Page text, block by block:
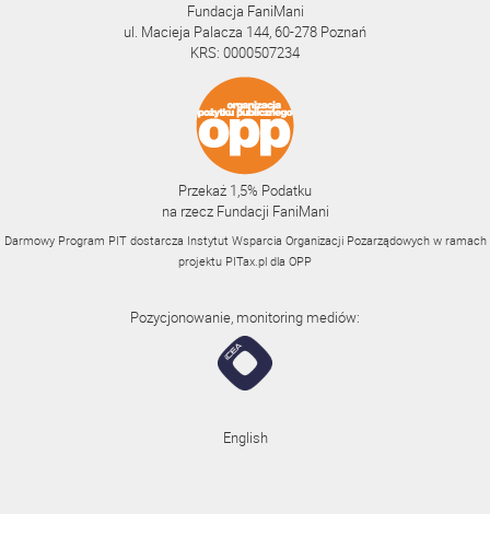
Fundacja FaniMani
ul. Macieja Palacza 144, 60-278 Poznań
KRS: 0000507234
Przekaż 1,5% Podatku
na rzecz Fundacji FaniMani
Darmowy Program PIT dostarcza Instytut Wsparcia Organizacji Pozarządowych w ramach
projektu PITax.pl dla OPP
Pozycjonowanie, monitoring mediów:
English